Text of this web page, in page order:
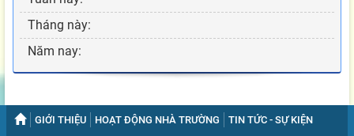
Tháng này:
Năm nay:
GIỚI THIỆU HOẠT ĐỘNG NHÀ TRƯỜNG TIN TỨC - SỰ KIỆN